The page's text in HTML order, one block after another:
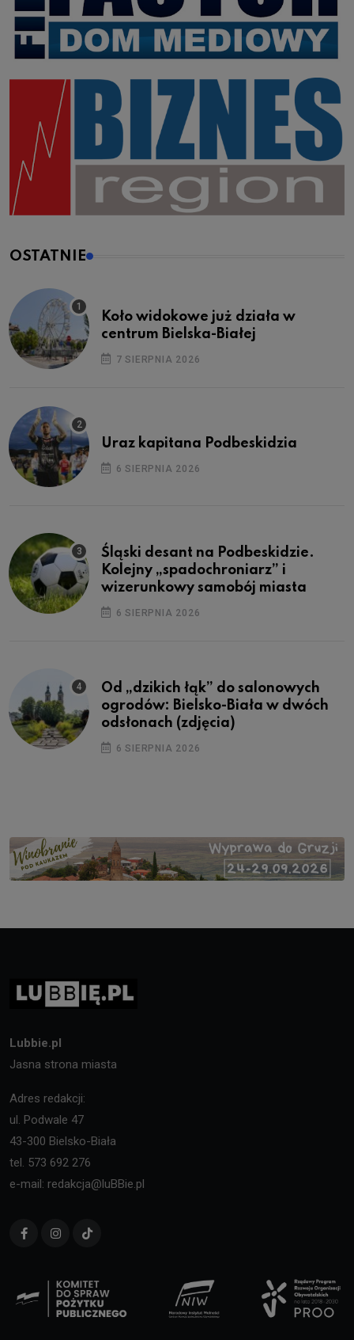
OSTATNIE
Koło widokowe już działa w
centrum Bielska-Białej
7 SIERPNIA 2026
Uraz kapitana Podbeskidzia
6 SIERPNIA 2026
Śląski desant na Podbeskidzie.
Kolejny „spadochroniarz” i
wizerunkowy samobój miasta
6 SIERPNIA 2026
Od „dzikich łąk” do salonowych
ogrodów: Bielsko-Biała w dwóch
odsłonach (zdjęcia)
6 SIERPNIA 2026
Lubbie.pl
Jasna strona miasta
Adres redakcji:
ul. Podwale 47
43-300 Bielsko-Biała
tel. 573 692 276
e-mail: redakcja@luBBie.pl